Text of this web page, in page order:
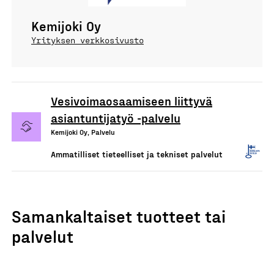
Kemijoki Oy
Yrityksen verkkosivusto
Vesivoimaosaamiseen liittyvä
asiantuntijatyö -palvelu
Kemijoki Oy, Palvelu
Ammatilliset tieteelliset ja tekniset palvelut
Samankaltaiset tuotteet tai
palvelut